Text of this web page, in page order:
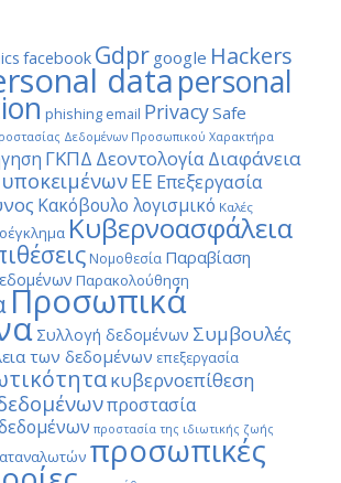
facebook Gdpr google Hackers
datapersonal
phishing email PrivacySafe
Δεδομένων Προσωπικού Χαρακτήρα
ΓΚΠΔ ΔεοντολογίαΔιαφάνεια
ΕΕ Επεξεργασία
Κακόβουλο λογισμικό Καλές
Κυβερνοασφάλεια
Νομοθεσία Παραβίαση
Παρακολούθηση
Προσωπικά
Συλλογή δεδομένων Συμβουλές
των δεδομένων επεξεργασία
κυβερνοεπίθεση
προστασία
προστασία της ιδιωτικής ζωής
προσωπικές